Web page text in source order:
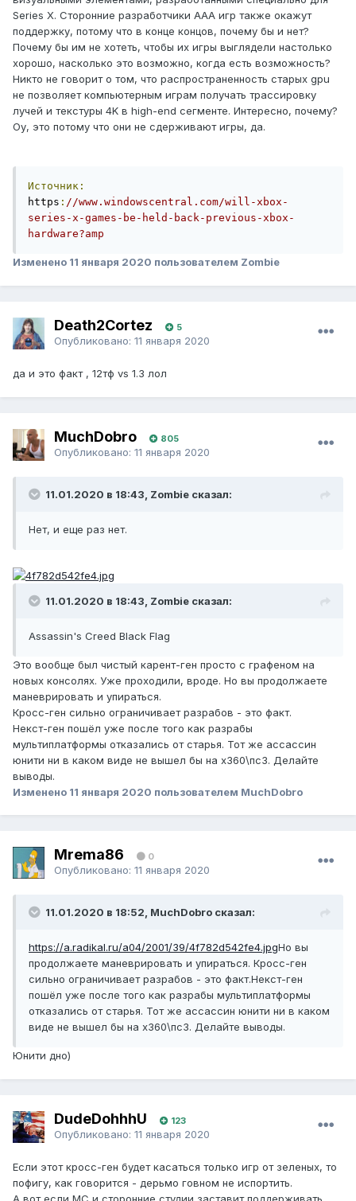
Series X. Сторонние разработчики AAA игр также окажут
поддержку, потому что в конце концов, почему бы и нет?
Почему бы им не хотеть, чтобы их игры выглядели настолько
хорошо, насколько это возможно, когда есть возможность?
Никто не говорит о том, что распространенность старых gpu
не позволяет компьютерным играм получать трассировку
лучей и текстуры 4K в high-end сегменте. Интересно, почему?
Оу, это потому что они не сдерживают игры, да.
Источник:
https : //www.windowscentral.com/will-xbox-
series-x-games-be-held-back-previous-xbox-
hardware?amp
Изменено 11 января 2020 пользователем Zombie
Death2Cortez 5
Опубликовано: 11 января 2020
да и это факт , 12тф vs 1.3 лол
MuchDobro 805
Опубликовано: 11 января 2020
11.01.2020 в 18:43, Zombie сказал:
Нет, и еще раз нет.
11.01.2020 в 18:43, Zombie сказал:
Assassin's Creed Black Flag
Это вообще был чистый карент-ген просто с графеном на
новых консолях. Уже проходили, вроде. Но вы продолжаете
маневрировать и упираться.
Кросс-ген сильно ограничивает разрабов - это факт.
Некст-ген пошёл уже после того как разрабы
мультиплатформы отказались от старья. Тот же ассассин
юнити ни в каком виде не вышел бы на х360\пс3. Делайте
выводы.
Изменено 11 января 2020 пользователем MuchDobro
Mrema86 0
Опубликовано: 11 января 2020
11.01.2020 в 18:52, MuchDobro сказал:
https://a.radikal.ru/a04/2001/39/4f782d542fe4.jpgНо вы
продолжаете маневрировать и упираться. Кросс-ген
сильно ограничивает разрабов - это факт.Некст-ген
пошёл уже после того как разрабы мультиплатформы
отказались от старья. Тот же ассассин юнити ни в каком
виде не вышел бы на х360\пс3. Делайте выводы.
Юнити дно)
DudeDohhhU 123
Опубликовано: 11 января 2020
Если этот кросс-ген будет касаться только игр от зеленых, то
пофигу, как говорится - дерьмо говном не испортить.